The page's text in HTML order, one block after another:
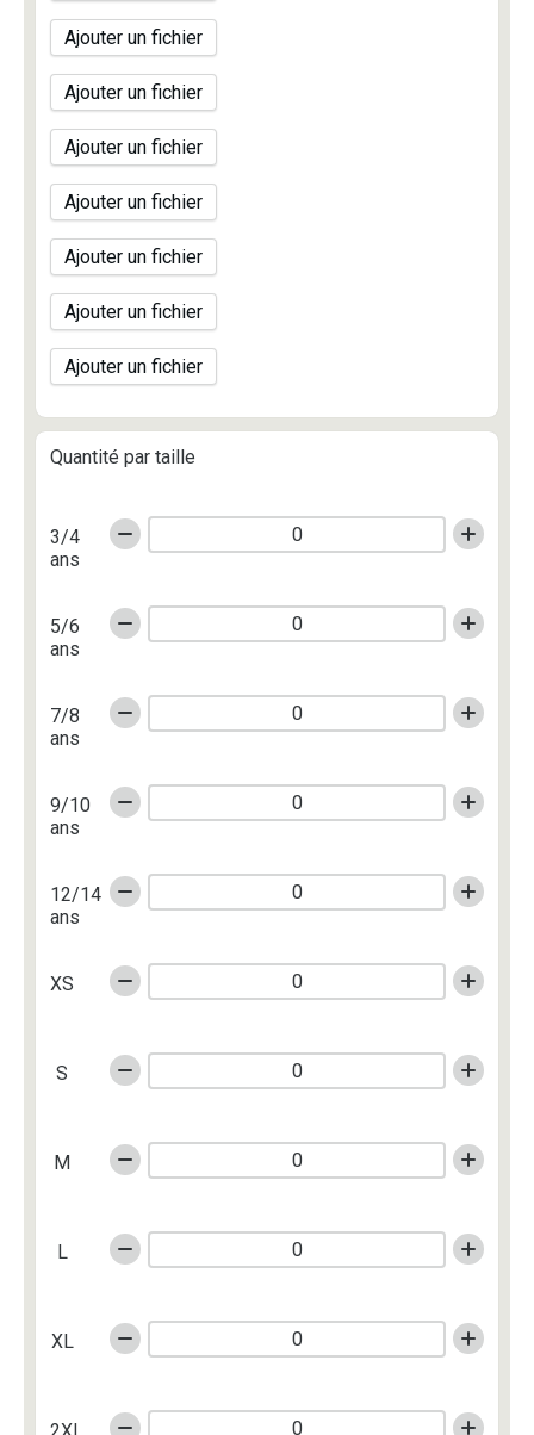
Ajouter un fichier
Ajouter un fichier
Ajouter un fichier
Ajouter un fichier
Ajouter un fichier
Ajouter un fichier
Ajouter un fichier
Quantité par taille
3/4
ans
5/6
ans
7/8
ans
9/10
ans
12/14
ans
XS
S
M
L
XL
2XL